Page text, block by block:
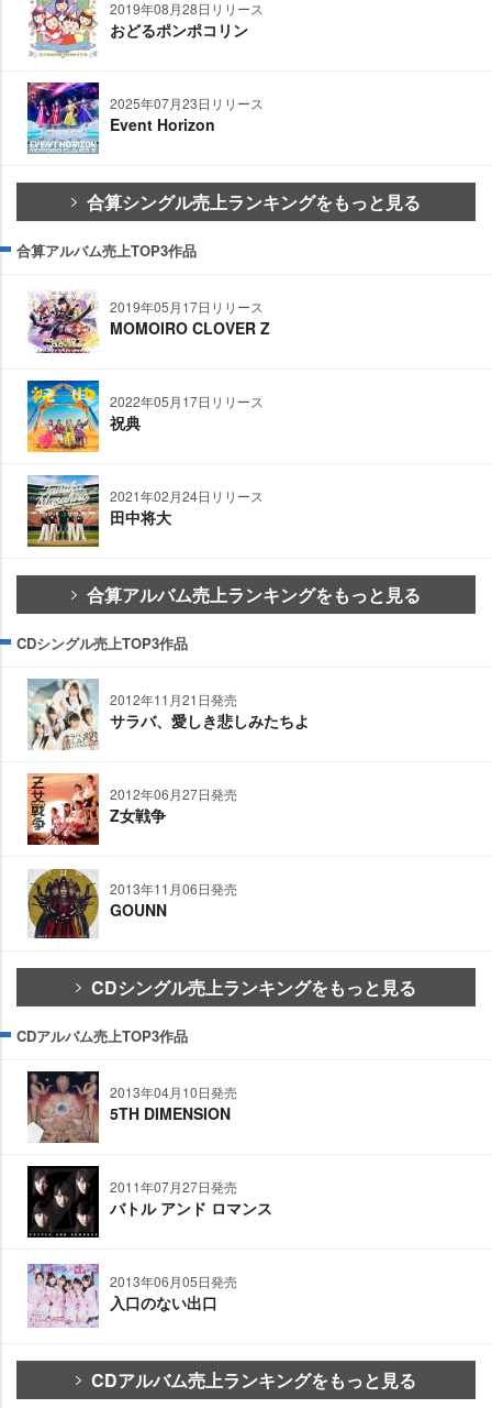
2019年08月28日リリース
おどるポンポコリン
2025年07月23日リリース
Event Horizon
合算シングル売上ランキングをもっと見る
合算アルバム売上TOP3作品
2019年05月17日リリース
MOMOIRO CLOVER Z
2022年05月17日リリース
祝典
2021年02月24日リリース
田中将大
合算アルバム売上ランキングをもっと見る
CDシングル売上TOP3作品
2012年11月21日発売
サラバ、愛しき悲しみたちよ
2012年06月27日発売
Z女戦争
2013年11月06日発売
GOUNN
CDシングル売上ランキングをもっと見る
CDアルバム売上TOP3作品
2013年04月10日発売
5TH DIMENSION
2011年07月27日発売
バトル アンド ロマンス
2013年06月05日発売
入口のない出口
CDアルバム売上ランキングをもっと見る